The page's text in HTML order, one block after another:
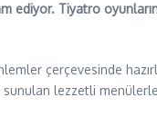
ediyor. Tiyatro
çerçevesinde
lezzetli